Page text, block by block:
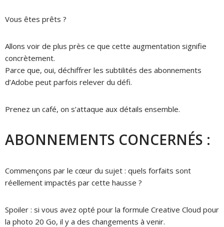
Vous êtes prêts ?
Allons voir de plus près ce que cette augmentation signifie
concrètement.
Parce que, oui, déchiffrer les subtilités des abonnements
d’Adobe peut parfois relever du défi.
Prenez un café, on s’attaque aux détails ensemble.
ABONNEMENTS CONCERNÉS :
Commençons par le cœur du sujet : quels forfaits sont
réellement impactés par cette hausse ?
Spoiler : si vous avez opté pour la formule Creative Cloud pour
la photo 20 Go, il y a des changements à venir.